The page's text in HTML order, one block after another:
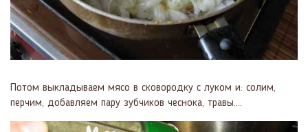
Потом выкладываем мясо в сковородку с луком и: солим,
перчим, добавляем пару зубчиков чеснока, травы....